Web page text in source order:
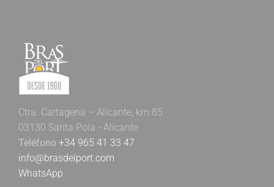
Ctra. Cartagena – Alicante, km 85
03130 Santa Pola - Alicante
Teléfono +34 965 41 33 47
info@brasdelport.com
WhatsApp